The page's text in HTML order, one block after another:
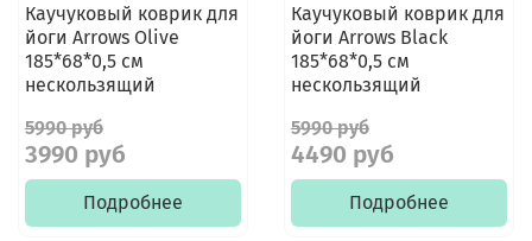
Каучуковый коврик для
йоги Arrows Olive
185*68*0,5 см
нескользящий
5990 руб
3990 руб
Подробнее
Каучуковый коврик для
йоги Arrows Black
185*68*0,5 см
нескользящий
5990 руб
4490 руб
Подробнее